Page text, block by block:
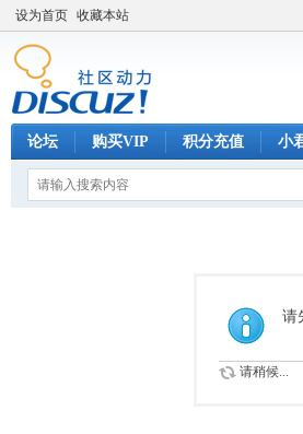
设为首页 收藏本站
论坛 购买VIP 积分充值 小
请
请稍候...